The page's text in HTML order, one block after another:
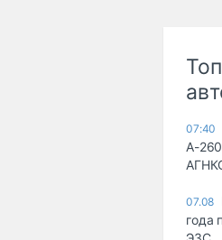
07:40
А-
07.08
года